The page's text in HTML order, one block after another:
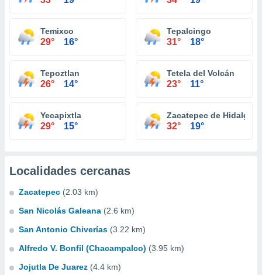
Temixco
29° 16°
Tepalcingo
31° 18°
Tepoztlan
26° 14°
Tetela del Volcán
23° 11°
Yecapixtla
29° 15°
Zacatepec de Hidalgo
32° 19°
Localidades cercanas
Zacatepec (2.03 km)
San Nicolás Galeana (2.6 km)
San Antonio Chiverías (3.22 km)
Alfredo V. Bonfil (Chacampalco) (3.95 km)
Jojutla De Juarez (4.4 km)